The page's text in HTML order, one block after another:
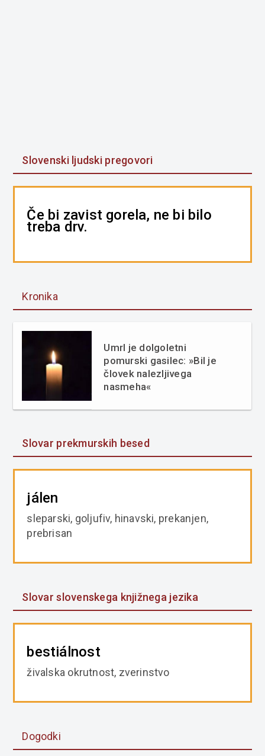
Slovenski ljudski pregovori
Če bi zavist gorela, ne bi bilo
treba drv.
Kronika
Umrl je dolgoletni
pomurski gasilec: »Bil je
človek nalezljivega
nasmeha«
Slovar prekmurskih besed
jálen
sleparski, goljufiv, hinavski, prekanjen,
prebrisan
Slovar slovenskega knjižnega jezika
bestiálnost
živalska okrutnost, zverinstvo
Dogodki